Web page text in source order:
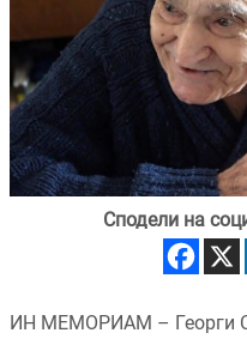
Сподели на
ИН МЕМОРИАМ – Георги